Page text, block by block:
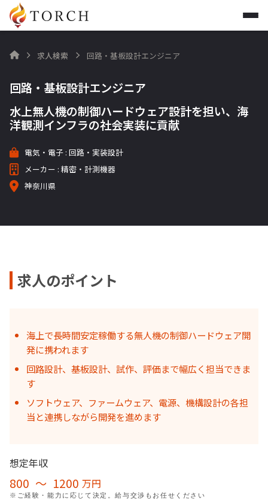
 求人検索 回路・基板設計エンジニア
回路・基板設計エンジニア
水上無人機の制御ハードウェア設計を担い、海
洋観測インフラの社会実装に貢献
電気・電子 : 回路・実装設計
メーカー : 精密・計測機器
神奈川県
求人のポイント
海上で長時間安定稼働する無人機の制御ハードウェア開
発に携われます
回路設計、基板設計、試作、評価まで幅広く担当できま
す
ソフトウェア、ファームウェア、電源、機構設計の各担
当と連携しながら開発を進めます
想定年収
800 〜 1200 万円
※ご経験・能力に応じて決定。給与交渉もお任せください